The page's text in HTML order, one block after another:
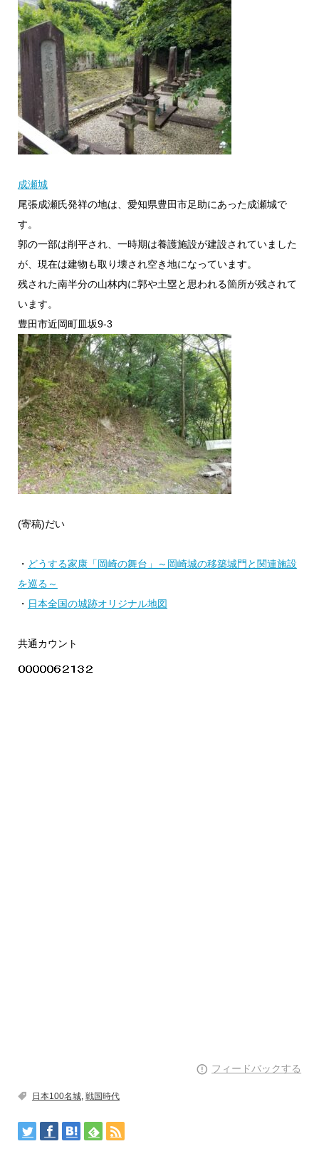
成瀬城
尾張成瀬氏発祥の地は、愛知県豊田市足助にあった成瀬城で
す。
郭の一部は削平され、一時期は養護施設が建設されていました
が、現在は建物も取り壊され空き地になっています。
残された南半分の山林内に郭や土塁と思われる箇所が残されて
います。
豊田市近岡町皿坂9-3
(寄稿)だい
・ どうする家康「岡崎の舞台」～岡崎城の移築城門と関連施設
を巡る～
・ 日本全国の城跡オリジナル地図
共通カウント
フィードバックする
日本100名城, 戦国時代